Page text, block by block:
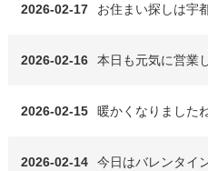
2026-02-17 お住まい探しは宇
2026-02-16 本日も元気に営業
2026-02-15 暖かくなりました
2026-02-14 今日はバレンタイ